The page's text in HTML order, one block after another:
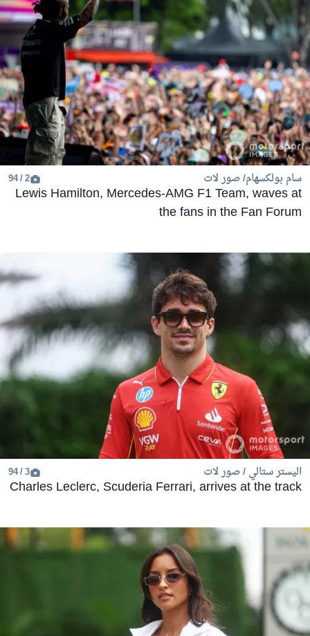
سام بولكسهام/ صور لات 2 / 94
Lewis Hamilton, Mercedes-AMG F1 Team, waves at
the fans in the Fan Forum
اليستر ستالي / صور لات 3 / 94
Charles Leclerc, Scuderia Ferrari, arrives at the track